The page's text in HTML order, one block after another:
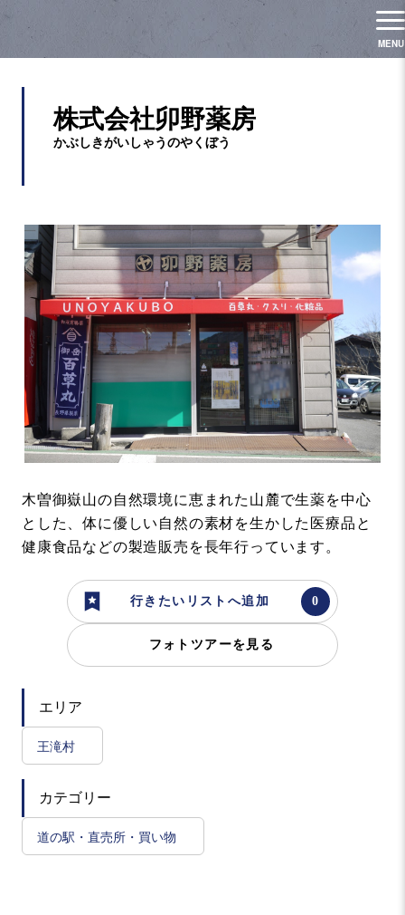
株式会社卯野薬房
木曽御嶽山の自然環境に恵まれた山麓で生薬を中心
とした、体に優しい自然の素材を生かした医療品と
健康食品などの製造販売を長年行っています。
行きたいリストへ追加
フォトツアーを見る
エリア
王滝村
カテゴリー
道の駅・直売所・買い物